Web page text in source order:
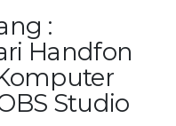
:
Handfon
Studio